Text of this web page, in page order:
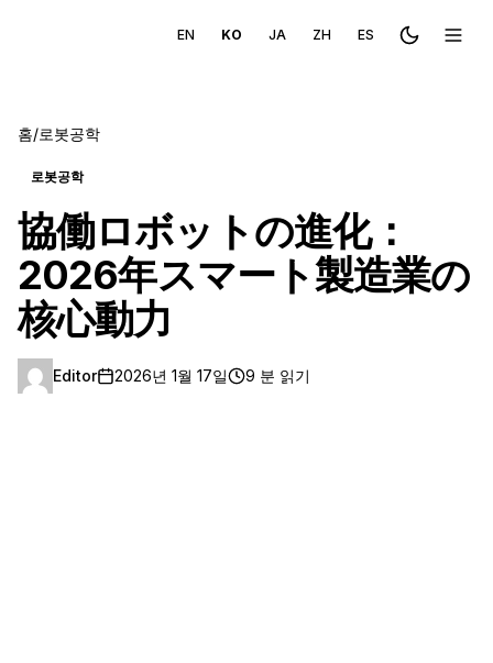
EN KO JA ZH ES Toggle메뉴
홈/로봇공학
로봇공학
協働ロボットの進化：
2026年スマート製造業の
核心動力
Editor 2026년 1월 17일 9 분 읽기